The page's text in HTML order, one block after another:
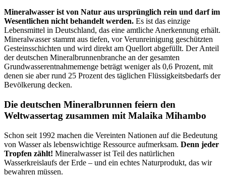
Mineralwasser ist von Natur aus ursprünglich rein und darf im
Wesentlichen nicht behandelt werden. Es ist das einzige
Lebensmittel in Deutschland, das eine amtliche Anerkennung erhält.
Mineralwasser stammt aus tiefen, vor Verunreinigung geschützten
Gesteinsschichten und wird direkt am Quellort abgefüllt. Der Anteil
der deutschen Mineralbrunnenbranche an der gesamten
Grundwasserentnahmemenge beträgt weniger als 0,6 Prozent, mit
denen sie aber rund 25 Prozent des täglichen Flüssigkeitsbedarfs der
Bevölkerung decken.
Die deutschen Mineralbrunnen feiern den
Weltwassertag zusammen mit Malaika Mihambo
Schon seit 1992 machen die Vereinten Nationen auf die Bedeutung
von Wasser als lebenswichtige Ressource aufmerksam. Denn jeder
Tropfen zählt! Mineralwasser ist Teil des natürlichen
Wasserkreislaufs der Erde – und ein echtes Naturprodukt, das wir
bewahren müssen.